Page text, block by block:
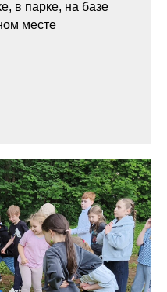
в парке, на базе
месте